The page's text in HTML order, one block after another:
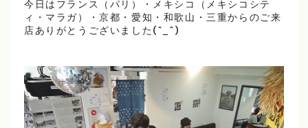
今日はフランス（パリ）・メキシコ（メキシコシテ
ィ・マラガ）・京都・愛知・和歌山・三重からのご来
店ありがとうございました(^_^)